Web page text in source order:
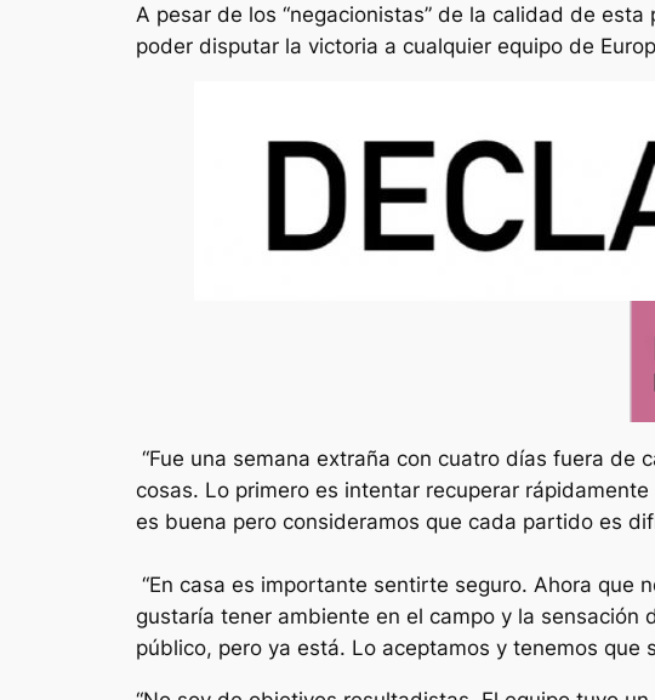
A pesar de los “negacionistas” de la calidad de
poder disputar la victoria a cualquier equipo de
“Fue una semana extraña con cuatro días fuera
cosas. Lo primero es intentar recuperar
es buena pero consideramos que cada partido es
“En casa es importante sentirte seguro. Ahora que
gustaría tener ambiente en el campo y la
público, pero ya está. Lo aceptamos y tenemos que